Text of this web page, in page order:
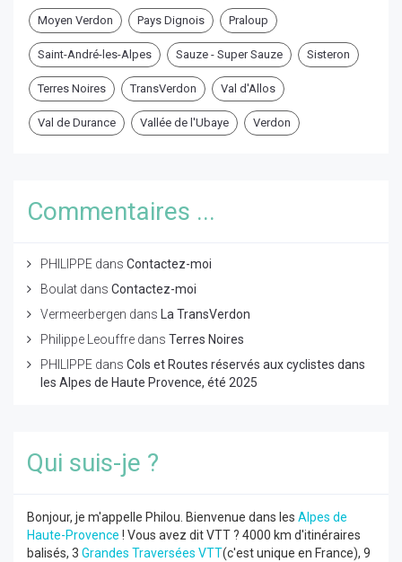
Moyen Verdon Pays Dignois Praloup
Saint-André-les-Alpes Sauze - Super Sauze Sisteron
Terres Noires TransVerdon Val d'Allos
Val de Durance Vallée de l'Ubaye Verdon
Commentaires ...
PHILIPPE dans Contactez-moi
Boulat dans Contactez-moi
Vermeerbergen dans
La TransVerdon
Philippe Leouffre dans Terres Noires
PHILIPPE dans Cols et Routes réservés aux cyclistes dans
les Alpes de Haute Provence, été 2025
Qui suis-je ?
Bonjour, je m'appelle Philou. Bienvenue dans les Alpes de
Haute-Provence ! Vous avez dit VTT ? 4000 km d'itinéraires
balisés, 3 Grandes Traversées VTT(c'est unique en France), 9